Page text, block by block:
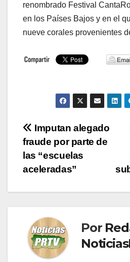
renombrado Festival
en los Países Bajos y en el
nueve corales provenientes
Navegación
de
entradas
Imputan alegado
fraude por parte de
las “escuelas
aceleradas”
Por